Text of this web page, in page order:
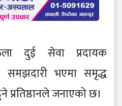
दुई सेवा प्रदायक
भएमा समृद्ध
प्रतिष्ठानले जनाएको छ।